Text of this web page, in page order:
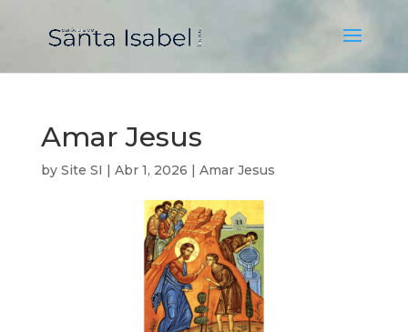
Amar Jesus
by Site SI | Abr 1, 2026 | Amar Jesus